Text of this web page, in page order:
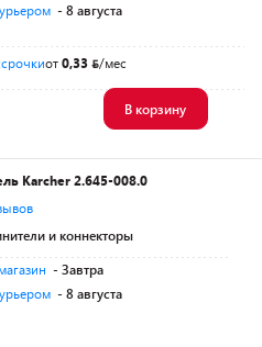
- 8 августа
от0,33 /мес
В корзину
Karcher 2.645-008.0
и коннекторы
- Завтра
- 8 августа